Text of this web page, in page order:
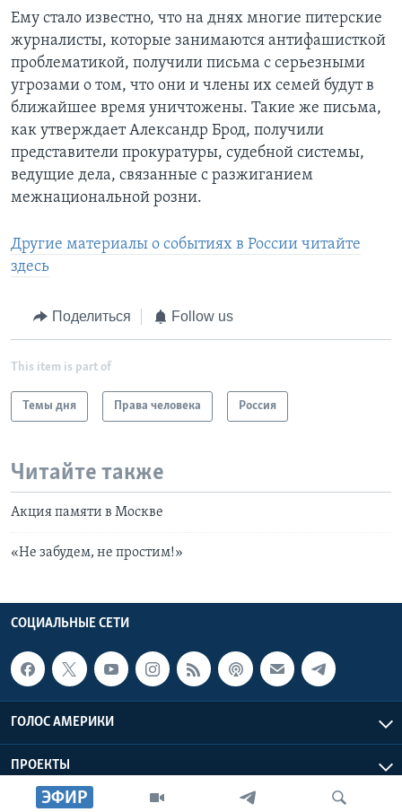
ЭФИР
Ему стало известно, что на днях многие питерские
журналисты, которые занимаются антифашисткой
проблематикой, получили письма с серьезными
угрозами о том, что они и члены их семей будут в
ближайшее время уничтожены. Такие же письма,
как утверждает Александр Брод, получили
представители прокуратуры, судебной системы,
ведущие дела, связанные с разжиганием
межнациональной розни.
Другие материалы о событиях в России читайте
здесь
Поделиться Follow us
This item is part of
Темы дня Права человека Россия
Читайте также
Акция памяти в Москве
«Не забудем, не простим!»
СОЦИАЛЬНЫЕ СЕТИ
ГОЛОС АМЕРИКИ
ПРОЕКТЫ